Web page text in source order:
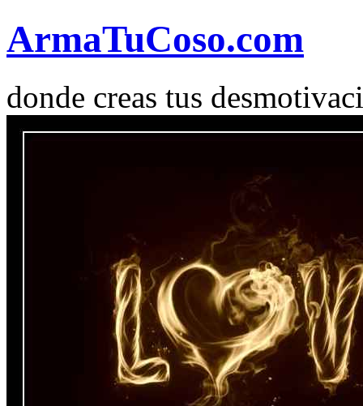
ArmaTuCoso.com
donde creas tus